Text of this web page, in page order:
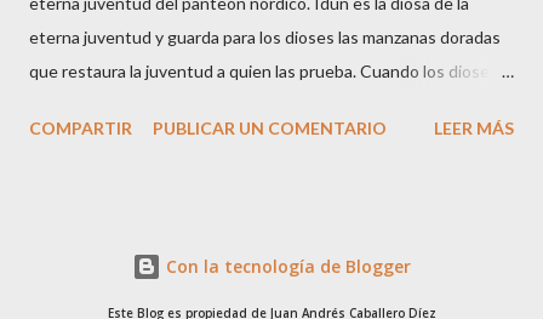
eterna juventud y guarda para los dioses las manzanas doradas
que restaura la juventud a quien las prueba. Cuando los dioses
vista pierde agudeza, solo deben comer estas manzanas para
de bueyes. Mataron a uno de los bueyes e intentaron cocinar su
carne en una olla, pero a pesar de la intensidad del fuego, la
COMPARTIR PUBLICAR UN COMENTARIO LEER MÁS
Con la tecnología de Blogger
Este Blog es propiedad de Juan Andrés Caballero Díez